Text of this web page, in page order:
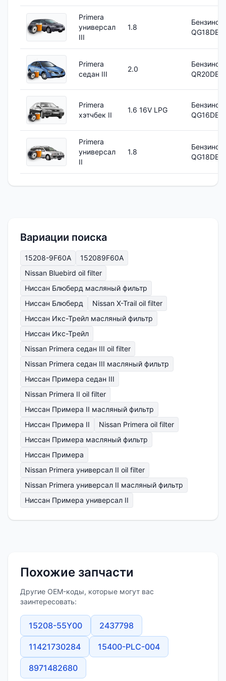
Primera
универсал
III
1.8
QG18DE
Primera
седан III
2.0
QR20DE
Primera
хэтчбек II
1.6 16V LPG
QG16DE
Primera
универсал
II
1.8
QG18DE
Вариации поиска
15208-9F60A
152089F60A
Nissan Bluebird oil filter
Ниссан Блюберд масляный фильтр
Ниссан Блюберд
Nissan X-Trail oil filter
Ниссан Икс-Трейл масляный фильтр
Ниссан Икс-Трейл
Nissan Primera седан III oil filter
Nissan Primera седан III масляный фильтр
Ниссан Примера седан III
Nissan Primera II oil filter
Ниссан Примера II масляный фильтр
Ниссан Примера II
Nissan Primera oil filter
Ниссан Примера масляный фильтр
Ниссан Примера
Nissan Primera универсал II oil filter
Nissan Primera универсал II масляный фильтр
Ниссан Примера универсал II
Похожие запчасти
Другие OEM-коды, которые могут вас
заинтересовать:
15208-55Y00 2437798
11421730284 15400-PLC-004
8971482680